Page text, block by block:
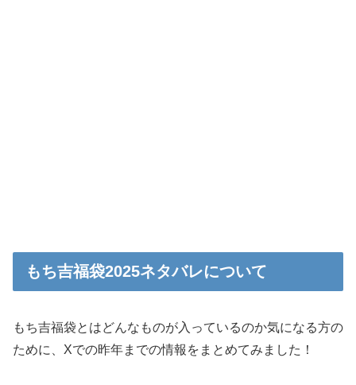
もち吉福袋2025ネタバレについて
もち吉福袋とはどんなものが入っているのか気になる方の
ために、Xでの昨年までの情報をまとめてみました！